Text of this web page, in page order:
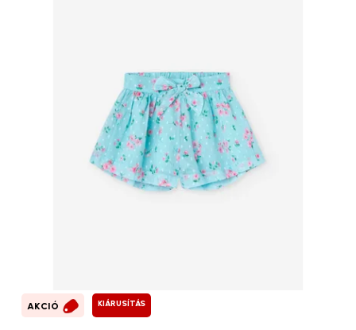
AKCIÓ KIÁRUSÍTÁS